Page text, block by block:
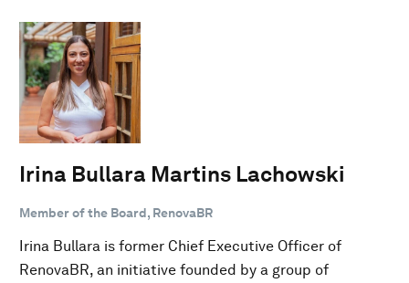
Irina Bullara Martins Lachowski
Member of the Board, RenovaBR
Irina Bullara is former Chief Executive Officer of
RenovaBR, an initiative founded by a group of